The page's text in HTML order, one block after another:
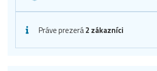
Práve prezerá2 zákazníci